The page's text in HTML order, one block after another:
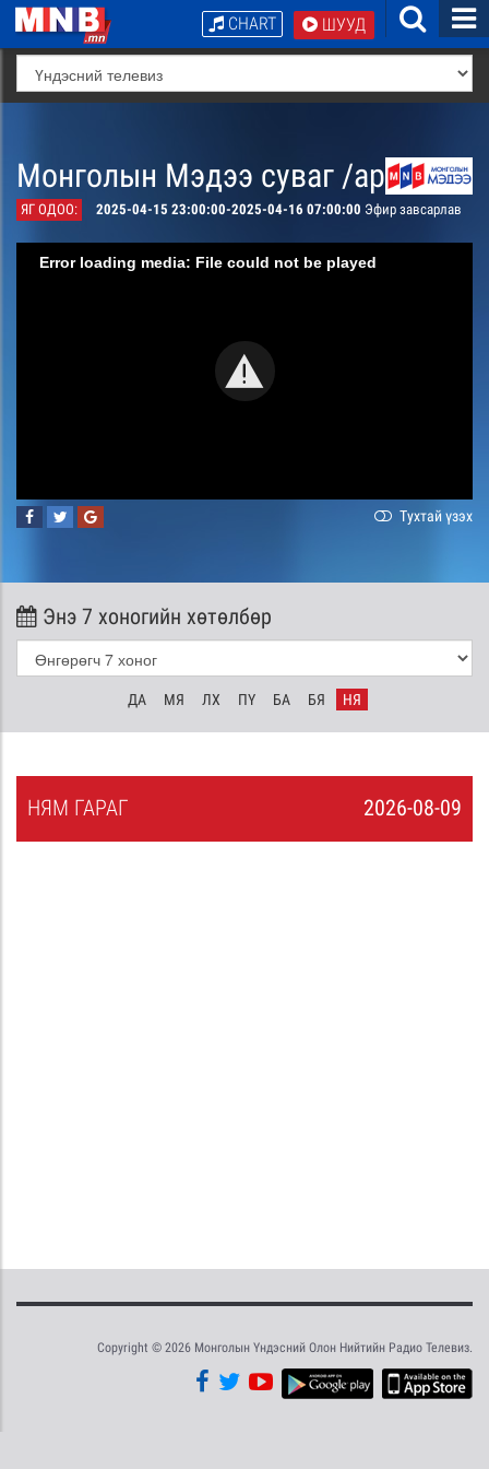
ШУУД
CHART
Монголын Мэдээ суваг /архив/
ЯГ ОДОО: 2025-04-15 23:00:00-2025-04-16 07:00:00 Эфир завсарлав
Error loading media: File could not be played
Тухтай үзэх
Энэ 7 хоногийн хөтөлбөр
ДА МЯ ЛХ ПҮ БА БЯ НЯ
2026-08-09
НЯМ ГАРАГ
Copyright © 2026 Монголын Үндэсний Олон Нийтийн Радио Телевиз.